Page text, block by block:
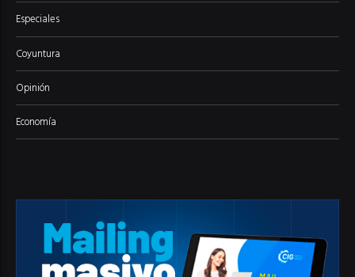
Especiales
Coyuntura
Opinión
Economía